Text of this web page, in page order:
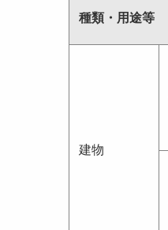
種類・用途等
建物